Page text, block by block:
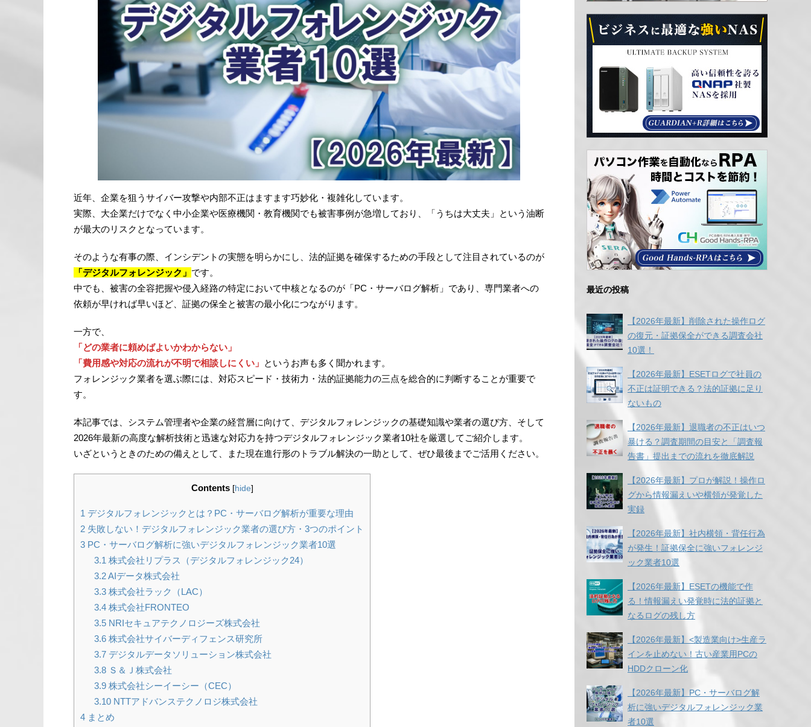
近年、企業を狙うサイバー攻撃や内部不正はますます巧妙化・複雑化しています。
実際、大企業だけでなく中小企業や医療機関・教育機関でも被害事例が急増しており、「うちは大丈夫」という油断
が最大のリスクとなっています。
そのような有事の際、インシデントの実態を明らかにし、法的証拠を確保するための手段として注目されているのが
「デジタルフォレンジック」 です。
中でも、被害の全容把握や侵入経路の特定において中核となるのが「PC・サーバログ解析」であり、専門業者への
依頼が早ければ早いほど、証拠の保全と被害の最小化につながります。
一方で、
「どの業者に頼めばよいかわからない」
「費用感や対応の流れが不明で相談しにくい」 というお声も多く聞かれます。
フォレンジック業者を選ぶ際には、対応スピード・技術力・法的証拠能力の三点を総合的に判断することが重要で
す。
本記事では、システム管理者や企業の経営層に向けて、デジタルフォレンジックの基礎知識や業者の選び方、そして
2026年最新の高度な解析技術と迅速な対応力を持つデジタルフォレンジック業者10社を厳選してご紹介します。
いざというときのための備えとして、また現在進行形のトラブル解決の一助として、ぜひ最後までご活用ください。
Contents [hide]
1 デジタルフォレンジックとは？PC・サーバログ解析が重要な理由
2 失敗しない！デジタルフォレンジック業者の選び方・3つのポイント
3 PC・サーバログ解析に強いデジタルフォレンジック業者10選
3.1 株式会社リプラス（デジタルフォレンジック24）
3.2AIデータ株式会社
3.3株式会社ラック（LAC）
3.4株式会社FRONTEO
3.5NRIセキュアテクノロジーズ株式会社
3.6株式会社サイバーディフェンス研究所
3.7デジタルデータソリューション株式会社
3.8Ｓ＆Ｊ株式会社
3.9株式会社シーイーシー（CEC）
3.10NTTアドバンステクノロジ株式会社
4 まとめ
最近の投稿
【2026年最新】削除された操作ログ
の復元・証拠保全ができる調査会社
10選！
【2026年最新】ESETログで社員の
不正は証明できる？法的証拠に足り
ないもの
【2026年最新】退職者の不正はいつ
暴ける？調査期間の目安と「調査報
告書」提出までの流れを徹底解説
【2026年最新】プロが解説！操作ロ
グから情報漏えいや横領が発覚した
実録
【2026年最新】社内横領・背任行為
が発生！証拠保全に強いフォレンジ
ック業者10選
【2026年最新】ESETの機能で作
る！情報漏えい発覚時に法的証拠と
なるログの残し方
【2026年最新】<製造業向け>生産ラ
インを止めない！古い産業用PCの
HDDクローン化
【2026年最新】PC・サーバログ解
析に強いデジタルフォレンジック業
者10選